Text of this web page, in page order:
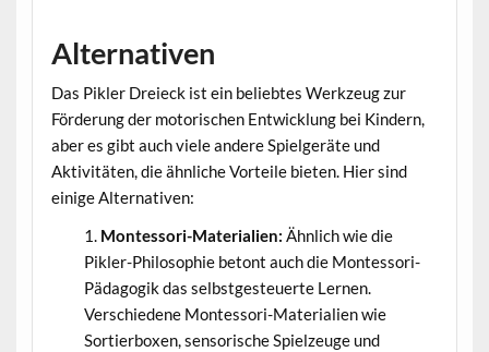
Alternativen
Das Pikler Dreieck ist ein beliebtes Werkzeug zur
Förderung der motorischen Entwicklung bei Kindern,
aber es gibt auch viele andere Spielgeräte und
Aktivitäten, die ähnliche Vorteile bieten. Hier sind
einige Alternativen:
Montessori-Materialien: Ähnlich wie die
Pikler-Philosophie betont auch die Montessori-
Pädagogik das selbstgesteuerte Lernen.
Verschiedene Montessori-Materialien wie
Sortierboxen, sensorische Spielzeuge und